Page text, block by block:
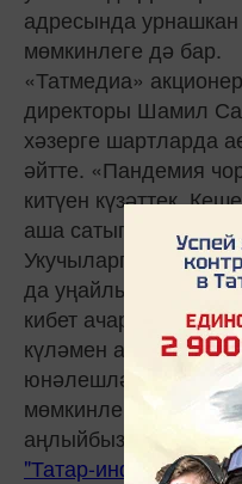
адресында
мөмкинлеге дә бар.
«Татмедиа»
директоры Шамил
хәзерге шартларда
әйтте. «Пандемия
китүен күзәттек.
аша сатып алуның
Укучыларга безнең
да уңайлырак
кибет ачарга
күләмен арттыру —
юнәлешләрнең
мөмкинлекләрнең
аңлыйбыз», — диде
"Татар-информ"